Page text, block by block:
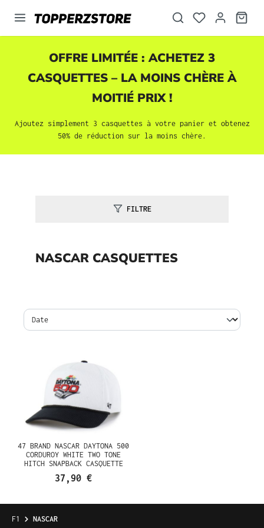
principal
OFFRE LIMITÉE : ACHETEZ 3
CASQUETTES – LA MOINS CHÈRE À
MOITIÉ PRIX !
Ajoutez simplement 3 casquettes à votre panier et obtenez
50% de réduction sur la moins chère.
FILTRE
NASCAR CASQUETTES
47 BRAND NASCAR DAYTONA 500
CORDUROY WHITE TWO TONE
HITCH SNAPBACK CASQUETTE
37,90 €
F1 NASCAR